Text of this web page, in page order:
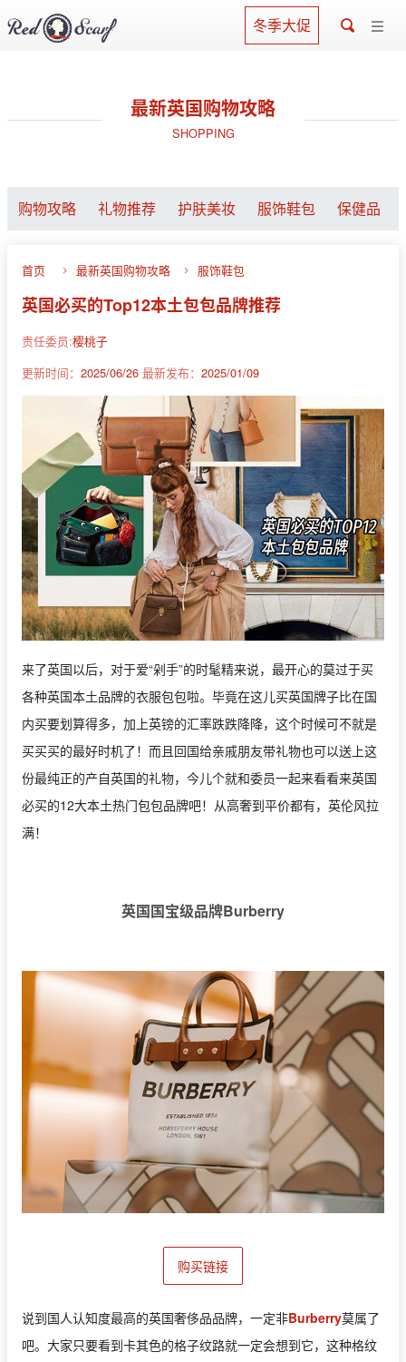
冬季大促
最新英国购物攻略
SHOPPING
购物攻略 礼物推荐 护肤美妆 服饰鞋包 保健品
首页 最新英国购物攻略 服饰鞋包
英国必买的Top12本土包包品牌推荐
责任委员:樱桃子
更新时间： 2025/06/26 最新发布： 2025/01/09
来了英国以后，对于爱“剁手”的时髦精来说，最开心的莫过于买
各种英国本土品牌的衣服包包啦。毕竟在这儿买英国牌子比在国
内买要划算得多，加上英镑的汇率跌跌降降，这个时候可不就是
买买买的最好时机了！而且回国给亲戚朋友带礼物也可以送上这
份最纯正的产自英国的礼物，今儿个就和委员一起来看看来英国
必买的12大本土热门包包品牌吧！从高奢到平价都有，英伦风拉
满！
英国国宝级品牌Burberry
购买链接
说到国人认知度最高的英国奢侈品品牌，一定非Burberry莫属了
吧。大家只要看到卡其色的格子纹路就一定会想到它，这种格纹